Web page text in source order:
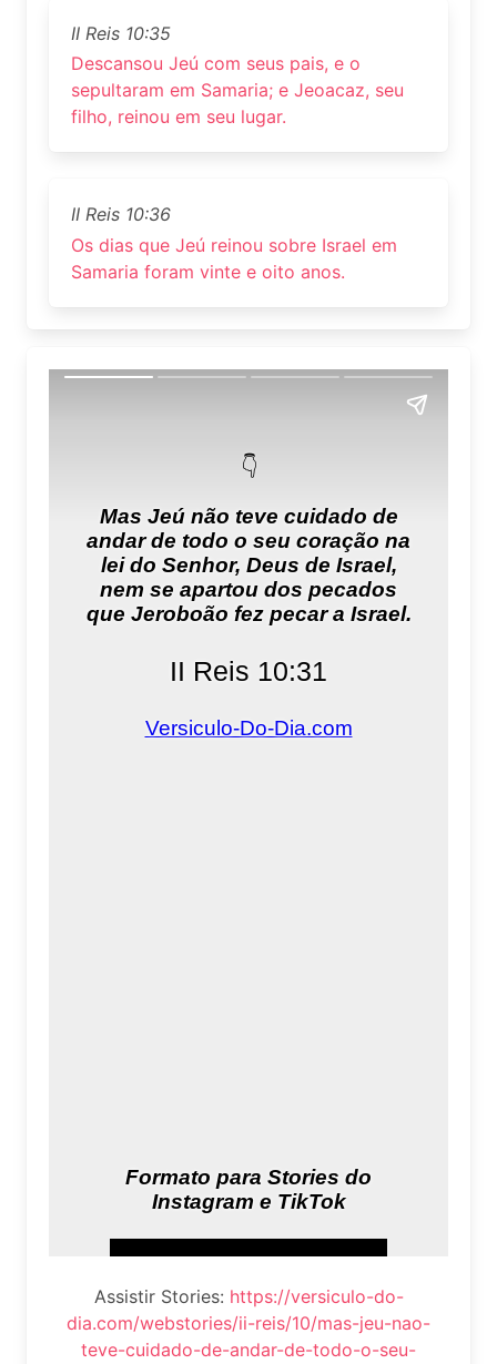
II Reis 10:35
Descansou Jeú com seus pais, e o
sepultaram em Samaria; e Jeoacaz, seu
filho, reinou em seu lugar.
II Reis 10:36
Os dias que Jeú reinou sobre Israel em
Samaria foram vinte e oito anos.
Assistir Stories: https://versiculo-do-
dia.com/webstories/ii-reis/10/mas-jeu-nao-
teve-cuidado-de-andar-de-todo-o-seu-